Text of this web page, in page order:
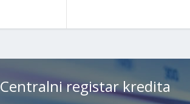
Centralni registar kredita